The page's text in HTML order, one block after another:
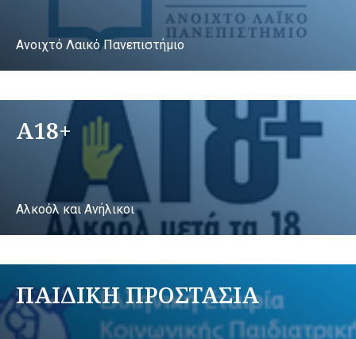
Ανοιχτό Λαικό Πανεπιστήμιο
A18+
Αλκοόλ και Ανήλικοι
ΠΑΙΔΙΚΗ ΠΡΟΣΤΑΣΙΑ